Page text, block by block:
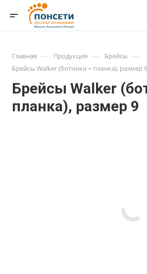
Главная — Продукция — Брейсы —
Брейсы Walker (ботинки + планка), размер 9
Брейсы Walker
планка), размер 9